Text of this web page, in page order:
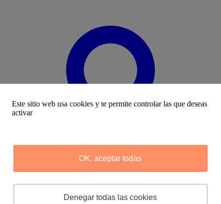
Este sitio web usa cookies y te permite controlar las que deseas
activar
OK, aceptar todas
Denegar todas las cookies